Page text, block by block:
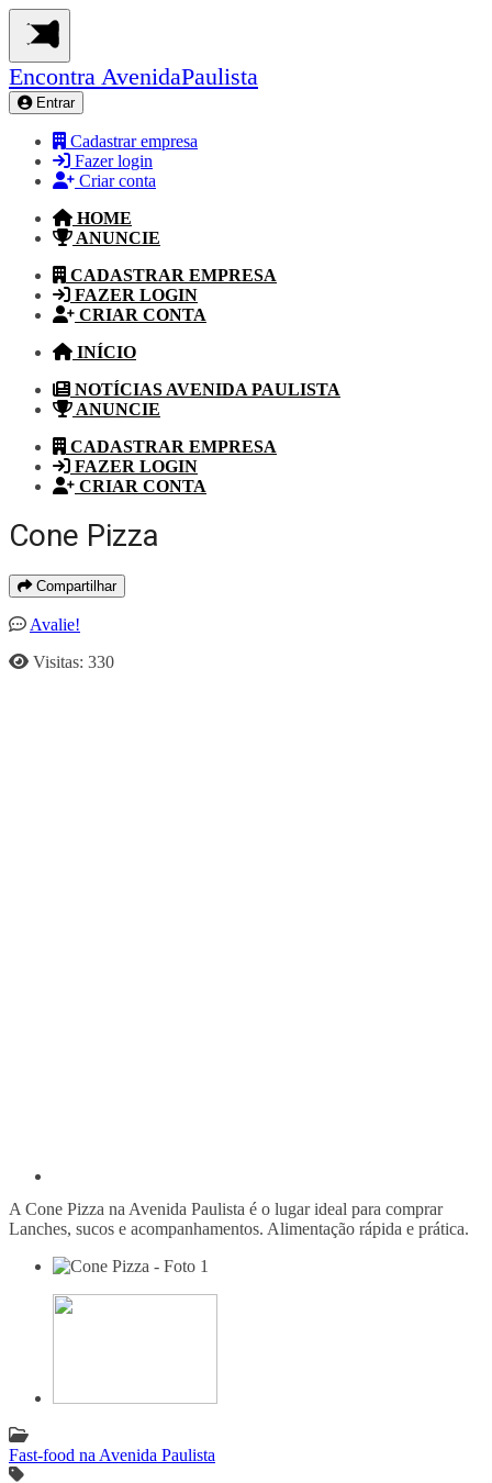
Encontra AvenidaPaulista
Entrar
Cadastrar empresa
Fazer login
Criar conta
HOME
ANUNCIE
CADASTRAR EMPRESA
FAZER LOGIN
CRIAR CONTA
INÍCIO
NOTÍCIAS AVENIDA PAULISTA
ANUNCIE
CADASTRAR EMPRESA
FAZER LOGIN
CRIAR CONTA
Cone Pizza
Compartilhar
Avalie!
Visitas: 330
A Cone Pizza na Avenida Paulista é o lugar ideal para comprar
Lanches, sucos e acompanhamentos. Alimentação rápida e prática.
Fast-food na Avenida Paulista